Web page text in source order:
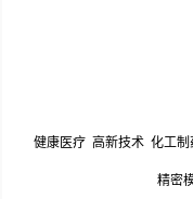
健康医疗 高新技术 化工制
精密